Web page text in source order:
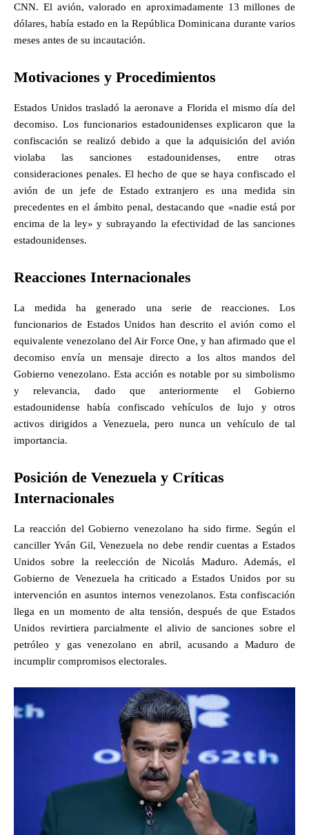
CNN. El avión, valorado en aproximadamente 13 millones de
dólares, había estado en la República Dominicana durante varios
meses antes de su incautación.
Motivaciones y Procedimientos
Estados Unidos trasladó la aeronave a Florida el mismo día del
decomiso. Los funcionarios estadounidenses explicaron que la
confiscación se realizó debido a que la adquisición del avión
violaba las sanciones estadounidenses, entre otras
consideraciones penales. El hecho de que se haya confiscado el
avión de un jefe de Estado extranjero es una medida sin
precedentes en el ámbito penal, destacando que «nadie está por
encima de la ley» y subrayando la efectividad de las sanciones
estadounidenses.
Reacciones Internacionales
La medida ha generado una serie de reacciones. Los
funcionarios de Estados Unidos han descrito el avión como el
equivalente venezolano del Air Force One, y han afirmado que el
decomiso envía un mensaje directo a los altos mandos del
Gobierno venezolano. Esta acción es notable por su simbolismo
y relevancia, dado que anteriormente el Gobierno
estadounidense había confiscado vehículos de lujo y otros
activos dirigidos a Venezuela, pero nunca un vehículo de tal
importancia.
Posición de Venezuela y Críticas
Internacionales
La reacción del Gobierno venezolano ha sido firme. Según el
canciller Yván Gil, Venezuela no debe rendir cuentas a Estados
Unidos sobre la reelección de Nicolás Maduro. Además, el
Gobierno de Venezuela ha criticado a Estados Unidos por su
intervención en asuntos internos venezolanos. Esta confiscación
llega en un momento de alta tensión, después de que Estados
Unidos revirtiera parcialmente el alivio de sanciones sobre el
petróleo y gas venezolano en abril, acusando a Maduro de
incumplir compromisos electorales.